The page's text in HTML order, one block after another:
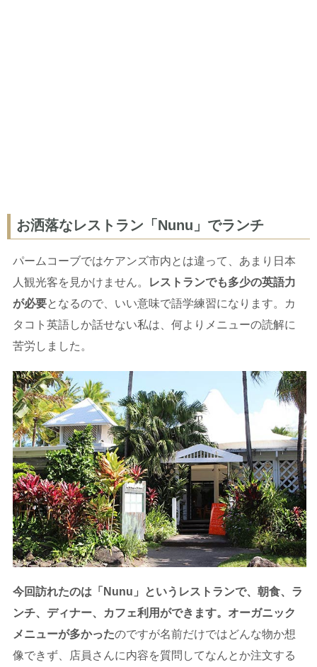
お洒落なレストラン「Nunu」でランチ
パームコーブではケアンズ市内とは違って、あまり日本
人観光客を見かけません。
レストランでも多少の英語力
が必要となるので、いい意味で語学練習になります。カ
タコト英語しか話せない私は、何よりメニューの読解に
苦労しました。
今回訪れたのは「Nunu」というレストランで、朝食、ラ
ンチ、ディナー、カフェ利用ができます。オーガニック
メニューが多かったのですが名前だけではどんな物か想
像できず、店員さんに内容を質問してなんとか注文する